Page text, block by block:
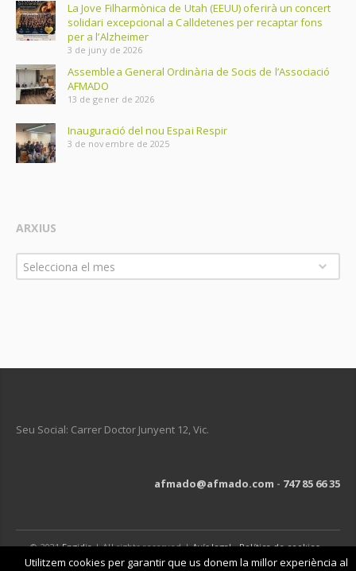
La Jove Filharmònica de Utah (EEUU) oferirà un concert
solidari excepcional a Calldetenes per recaptar fons
per a l’Alzheimer
3 de juny de 2026
Assemblea General Ordinària de Socis de l’Associació
AFMADO
13 de gener de 2026
Inauguració del nou Espai Respir
3 de novembre de 2025
ARXIUS
Arxius
Selecciona el mes
Seu Social: Carrer Doctor Junyent 12, Vic.
afmado@afmado.com - 747 85 66 35
© 2021Engidia| All rights reserved |Avís legal-Política de cookies-
Política de privacitat
Utilitzem cookies per garantir que us donem la millor experiència al